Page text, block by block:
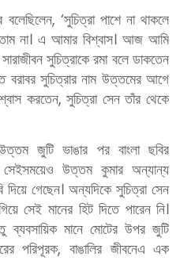
‘সুচিত্রা পাশে না থাকলে
না। এ আমার বিশ্বাস। আজ আমি
সুচিত্রাকে রমা বলে ডাকতেন
বরাবর সুচিত্রার নাম উত্তমের আগে
করতেন, সুচিত্রা সেন তাঁর থেকে
জুটি ভাঙার পর বাংলা ছবির
সেইসময়েও উত্তম কুমার অন্যান্য
গেছেন। অন্যদিকে সুচিত্রা সেন
সেই মানের হিট দিতে পারেন নি।
ব্যবসায়িক মানে মোটের উপর জুটি
পরিপূরক, বাঙালির জীবনেএ এক